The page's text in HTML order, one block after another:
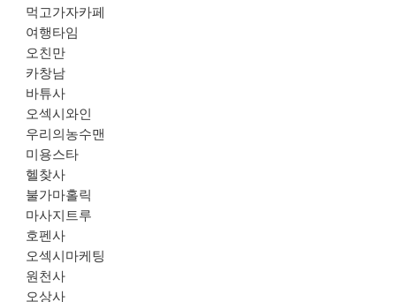
먹고가자카페
여행타임
오친만
카창남
바튜사
오섹시와인
우리의농수맨
미용스타
헬찾사
불가마홀릭
마사지트루
호펜사
오섹시마케팅
원천사
오상사